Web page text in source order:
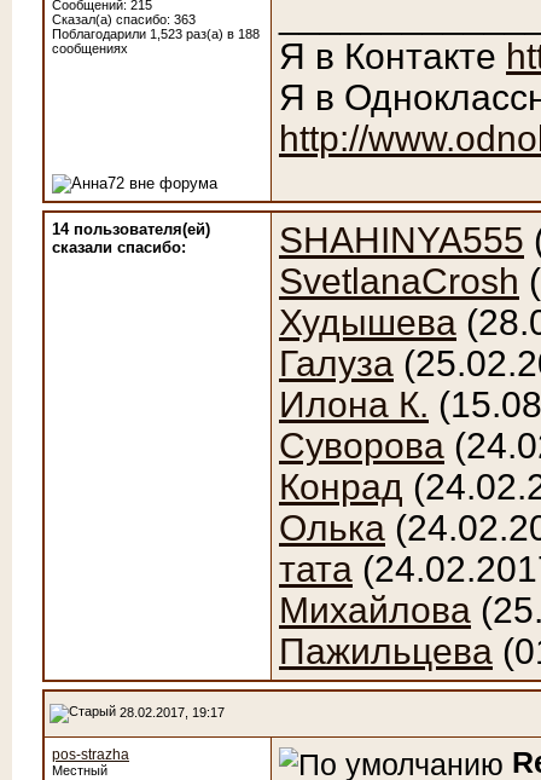
Сообщений: 215
Сказал(а) спасибо: 363
Поблагодарили 1,523 раз(а) в 188
сообщениях
Я в Контакте
Я в
http://
14 пользователя(ей)
сказали cпасибо:
SHAHINYA555
SvetlanaCrosh
Худышева
Галуза
Илона К.
Суворова
Конрад
Олька
тата
Михайлова
Пажильцева
28.02.2017, 19:17
pos-strazha
Местный